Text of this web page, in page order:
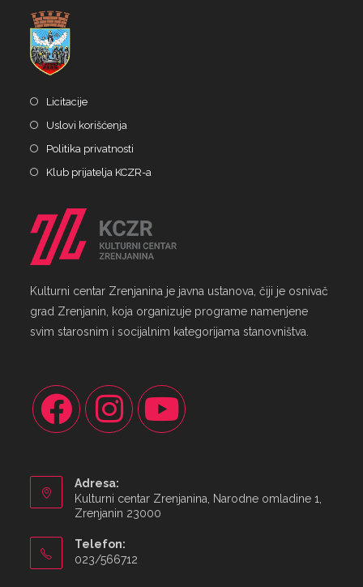
Licitacije
Uslovi korišćenja
Politika privatnosti
Klub prijatelja KCZR-a
Kulturni centar Zrenjanina je javna ustanova, čiji je osnivač
grad Zrenjanin, koja organizuje programe namenjene
svim starosnim i socijalnim kategorijama stanovništva.
Adresa:
Kulturni centar Zrenjanina, Narodne omladine 1,
Zrenjanin 23000
Telefon:
023/566712